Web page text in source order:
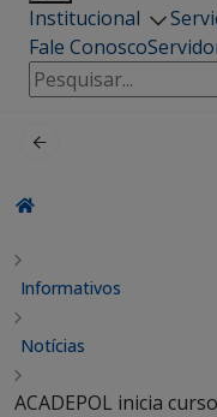
Institucional
Fale Conosco
Pesquisar
por:
Informativos
Notícias
ACADEPOL inicia